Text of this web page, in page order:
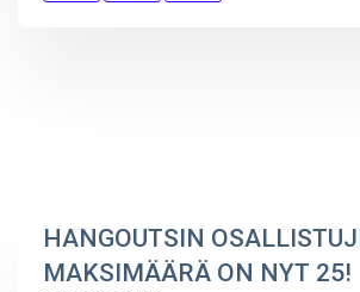
HANGOUTSIN
MAKSIMÄÄRÄ ON NYT 25!